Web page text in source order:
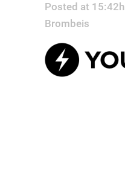
Posted at 15:42h
Brombeis